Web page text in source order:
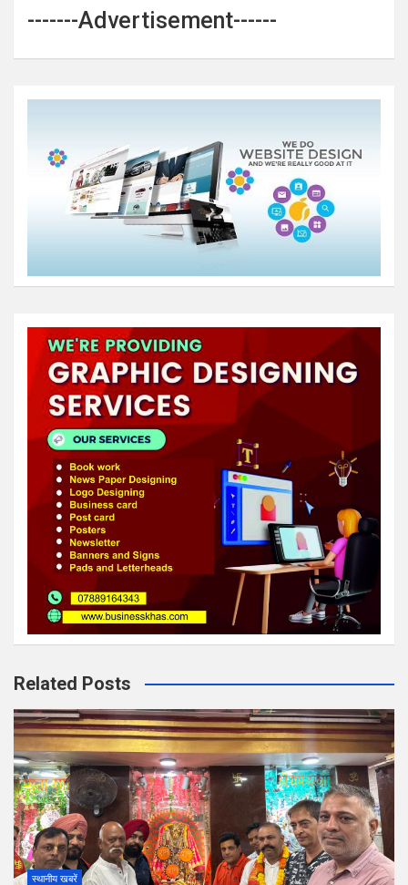
-------Advertisement------
Related Posts
स्थानीय खबरें